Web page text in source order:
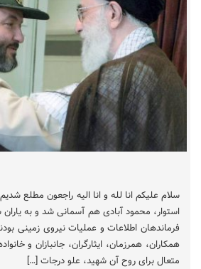
سلام علیکم انا لله و انا الیه راجعون مطلع
استوار، محمود آبادی هم آسمانی شد و به
فرماندهان اطلاعات و عملیات نیروی زمینی
همکاران، همرزمان، ایثارگران، جانبازان و
متعال برای روح آن شهید، علو درجات […]